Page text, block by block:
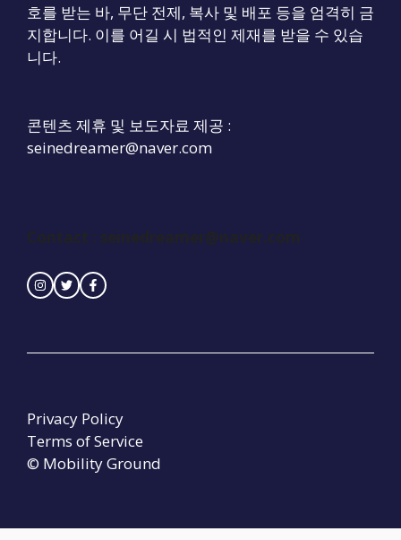
호를 받는 바, 무단 전제, 복사 및 배포 등을 엄격히 금
지합니다. 이를 어길 시 법적인 제재를 받을 수 있습
니다.
콘텐츠 제휴 및 보도자료 제공 :
seinedreamer@naver.com
Contact : seinedreamer@naver.com
© Mobility Ground
Privacy Policy
Terms of Service